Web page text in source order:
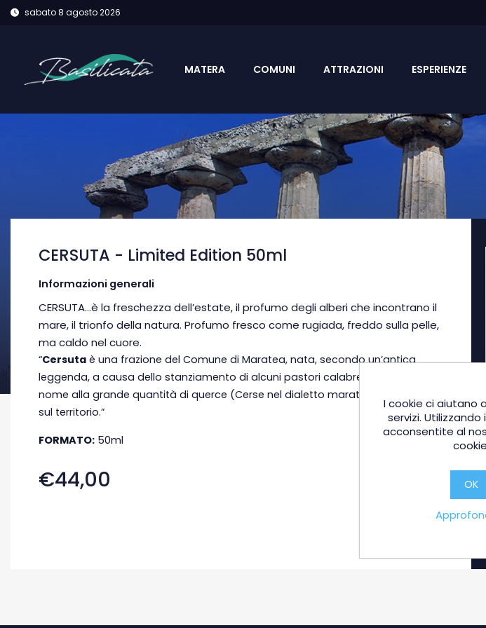
sabato 8 agosto 2026
MATERA COMUNI ATTRAZIONI ESPERIENZE
CERSUTA - Limited Edition 50ml
Informazioni generali
CERSUTA…è la freschezza dell’estate, il profumo degli alberi che incontrano il
mare, il trionfo della natura. Profumo fresco come rugiada, freddo sulla pelle,
ma caldo nel cuore.
“Cersuta è una frazione del Comune di Maratea, nata, secondo un’antica
leggenda, a causa dello stanziamento di alcuni pastori calabresi; deve il suo
nome alla grande quantità di querce (Cerse nel dialetto marateota) presenti
sul territorio.”
FORMATO: 50ml
€44,00
I cookie ci aiutano
servizi. Utilizzando
acconsentite al
OK